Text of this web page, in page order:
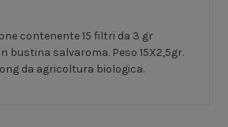
contenente 15 filtri da 3 gr
bustina salvaroma. Peso 15X2,5gr.
da agricoltura biologica.